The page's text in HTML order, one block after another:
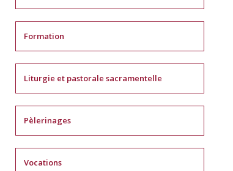
Formation
Liturgie et pastorale sacramentelle
Pèlerinages
Vocations